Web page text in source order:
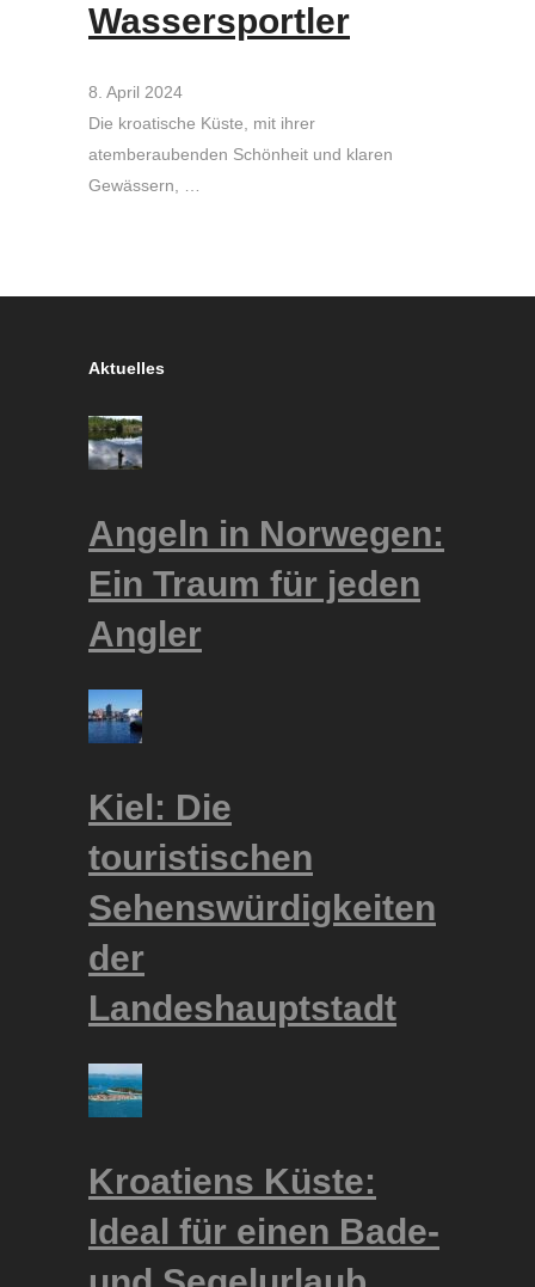
Wassersportler
8. April 2024
Die kroatische Küste, mit ihrer
atemberaubenden Schönheit und klaren
Gewässern, …
Aktuelles
Angeln in Norwegen:
Ein Traum für jeden
Angler
Kiel: Die
touristischen
Sehenswürdigkeiten
der
Landeshauptstadt
Kroatiens Küste:
Ideal für einen Bade-